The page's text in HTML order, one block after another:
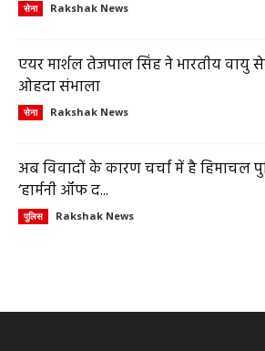
सेना Rakshak News
एयर मार्शल तेजपाल सिंह ने भारतीय वायु
ओहदा संभाला
सेना Rakshak News
अब विवादों के कारण चर्चा में है हिमाचल
‘हार्मनी ऑफ द...
पुलिस Rakshak News